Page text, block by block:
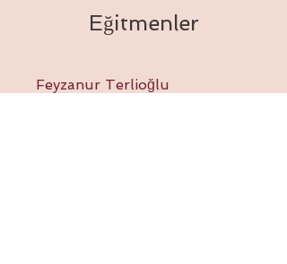
Eğitmenler
Feyzanur Terlioğlu